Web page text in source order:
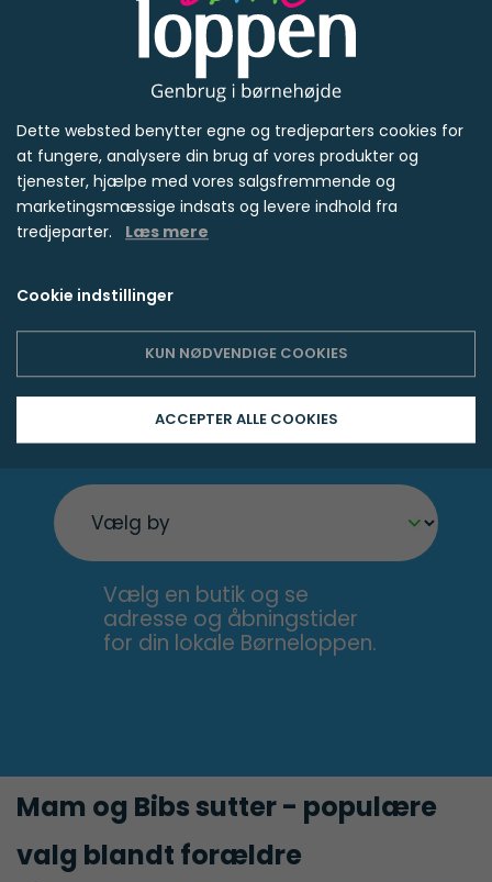
handler det i sidste ende om at finde den
løsning, der passer bedst til dit barn, da nogle
børn foretrækker én form tydeligt frem for
Find information om din lokale børneloppe eller
tryk på knappen for at læse videre.
LÆS VIDERE
Find nærmeste
butik
Vælg en butik og se
adresse og åbningstider
for din lokale Børneloppen.
Mam og Bibs sutter - populære
valg blandt forældre
Dette websted benytter egne og tredjeparters cookies for
at fungere, analysere din brug af vores produkter og
tjenester, hjælpe med vores salgsfremmende og
marketingsmæssige indsats og levere indhold fra
tredjeparter. Læs mere
Cookie indstillinger
KUN NØDVENDIGE COOKIES
ACCEPTER ALLE COOKIES